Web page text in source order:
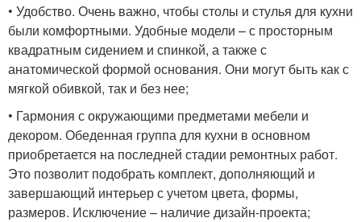
• Удобство. Очень важно, чтобы столы и стулья для кухни
были комфортными. Удобные модели – с просторным
квадратным сидением и спинкой, а также с
анатомической формой основания. Они могут быть как с
мягкой обивкой, так и без нее;
• Гармония с окружающими предметами мебели и
декором. Обеденная группа для кухни в основном
приобретается на последней стадии ремонтных работ.
Это позволит подобрать комплект, дополняющий и
завершающий интерьер с учетом цвета, формы,
размеров. Исключение – наличие дизайн-проекта;